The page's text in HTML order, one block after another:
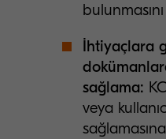
İhtiyaçlara
sağlama:
veya